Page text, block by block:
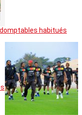
habitués